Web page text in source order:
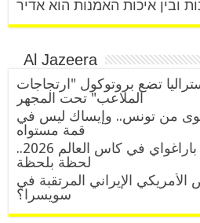
Al Jazeera
تضع بروتوكول "ارتجاجات
الملاعب" تحت المجهر
من تونس.. وإيساك ليس في
قمة مستواه
مباشر مباراة تركيا ضد باراغواي في كأس العالم 2026..
لحظة بلحظة
الأمريكي الإيراني المرتقبة في
سويسرا؟